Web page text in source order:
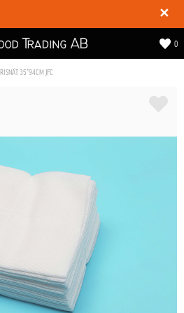
✕
0
RISNÄT 35*94CM JFC